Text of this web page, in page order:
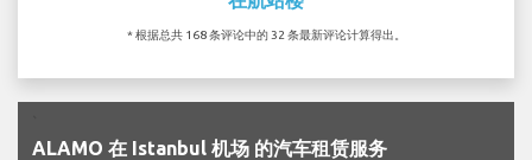
* 根据总共 168 条评论中的 32 条最新评论计算得出。
ALAMO 在 Istanbul 机场 的汽车租赁服务